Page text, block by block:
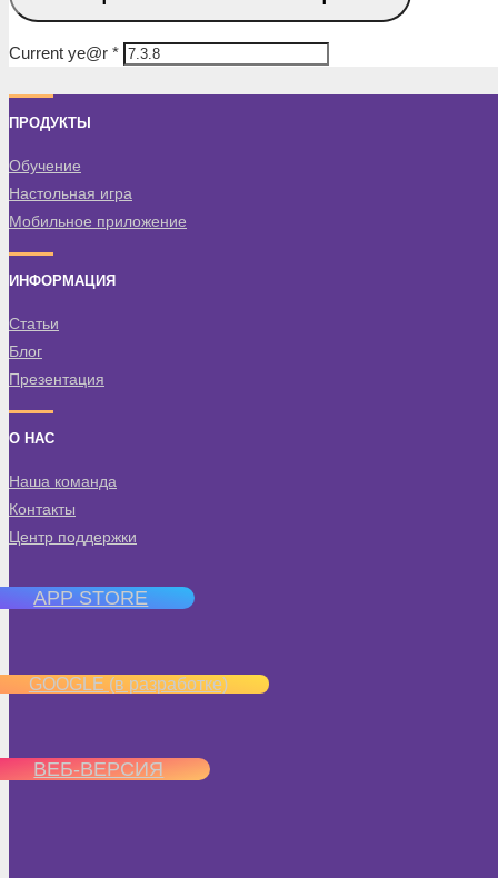
Current ye@r *
ПРОДУКТЫ
Обучение
Настольная игра
Мобильное приложение
ИНФОРМАЦИЯ
Статьи
Блог
Презентация
О НАС
Наша команда
Контакты
Центр поддержки
APP STORE
GOOGLE (в разработке)
ВЕБ-ВЕРСИЯ